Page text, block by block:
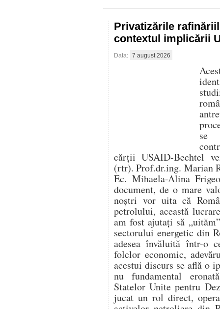
Privatizările
contextul implicării
Data: 7 august 2026
se
cărții USAID-Bechtel
(rtr). Prof.dr.ing. Marian
Ec. Mihaela-Alina
document, de o mare
noștri vor uita că
petrolului, această
am fost ajutați să
sectorului energetic din
adesea învăluită într-o
folclor economic,
acestui discurs se află o
nu fundamental
Statelor Unite pentru
jucat un rol direct,